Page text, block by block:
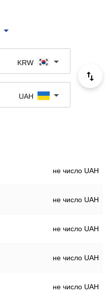
KRW
UAH
не число UAH
не число UAH
не число UAH
не число UAH
не число UAH